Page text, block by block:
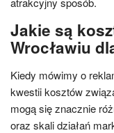
Jakie są
Wrocławiu
Kiedy mówimy o
kwestii kosztów
mogą się znacznie
oraz skali działań